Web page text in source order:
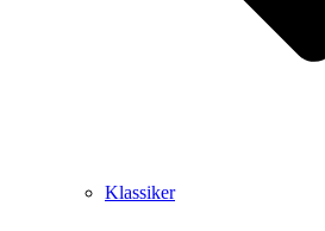
Klassiker